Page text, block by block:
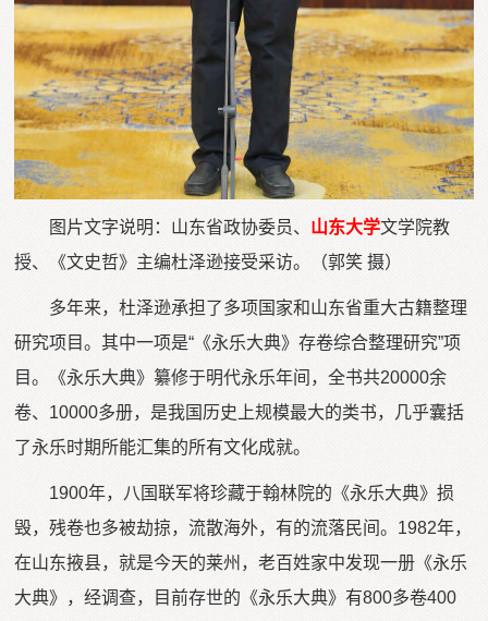
图片文字说明：山东省政协委员、 山东大学文学院教
授、《文史哲》主编杜泽逊接受采访。（郭笑 摄）
多年来，杜泽逊承担了多项国家和山东省重大古籍整理
研究项目。其中一项是“《永乐大典》存卷综合整理研究”项
目。《永乐大典》纂修于明代永乐年间，全书共20000余
卷、10000多册，是我国历史上规模最大的类书，几乎囊括
了永乐时期所能汇集的所有文化成就。
1900年，八国联军将珍藏于翰林院的《永乐大典》损
毁，残卷也多被劫掠，流散海外，有的流落民间。1982年，
在山东掖县，就是今天的莱州，老百姓家中发现一册《永乐
大典》，经调查，目前存世的《永乐大典》有800多卷400